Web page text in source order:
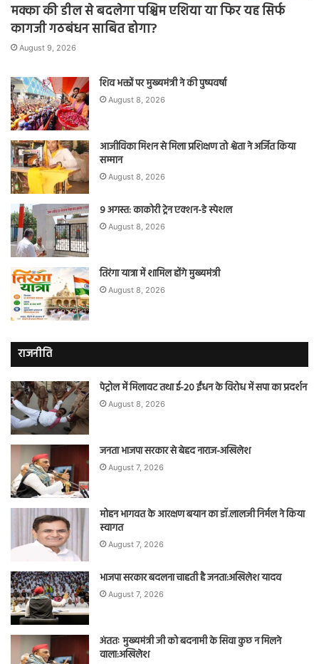
मक्का की डील से बदलेगा पश्चिम एशिया या फिर यह सिर्फ
कागजी गठबंधन साबित होगा?
August 9, 2026
शिव भक्तों पर मुख्यमंत्री ने की पुष्पवर्षा
August 8, 2026
आजीविका मिशन से मिला प्रशिक्षण तो श्वेता ने अर्जित किया
सम्मान
August 8, 2026
9 अगस्त: काकोरी ट्रेन एक्शन-डे स्पेशल
August 8, 2026
तिरंगा यात्रा में शामिल होंगे मुख्यमंत्री
August 8, 2026
राजनीति
पेट्रोल में मिलावट तथा ई-20 ईंधन के विरोध में सपा का प्रदर्शन
August 8, 2026
जनता भाजपा सरकार से बेहद नाराज-अखिलेश
August 7, 2026
मोहन भागवत के आरक्षण बयान का डॉ.लालजी निर्मल ने किया
स्वागत
August 7, 2026
भाजपा सरकार बदलना चाहती है जनता:अखिलेश यादव
August 7, 2026
अंततः मुख्यमंत्री जी को बदनामी के सिवा कुछ न मिलने
वाला:अखिलेश